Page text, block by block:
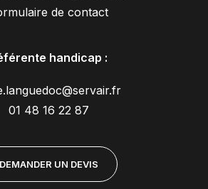
de contact
handicap :
01 48 16 22 87
DEMANDER UN DEVIS